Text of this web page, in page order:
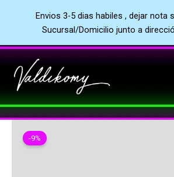
Envios 3-5 dias habiles , dejar nota
Sucursal/Domicilio junto a
al
contenido
-9%